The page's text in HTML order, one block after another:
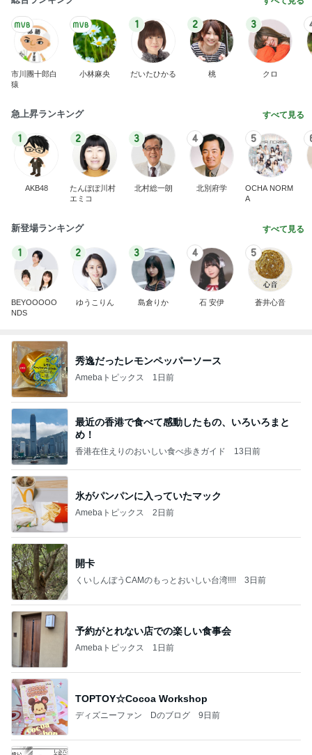
市川團十郎白
猿
小林麻央
1
だいたひかる
2
桃
3
クロ
急上昇ランキング すべて見る
1
AKB48
2
たんぽぽ川村
エミコ
3
北村総一朗
4
北別府学
5
OCHA NORM
A
新登場ランキング すべて見る
1
BEYOOOOO
NDS
2
ゆうこりん
3
島倉りか
4
石 安伊
5
蒼井心音
秀逸だったレモンペッパーソース
Amebaトピックス 1日前
最近の香港で食べて感動したもの、いろいろまと
め！
香港在住えりのおいしい食べ歩きガイド 13日前
氷がパンパンに入っていたマック
Amebaトピックス 2日前
開卡
くいしんぼうCAMのもっとおいしい台湾!!!! 3日前
予約がとれない店での楽しい食事会
Amebaトピックス 1日前
TOPTOY☆Cocoa Workshop
ディズニーファン Dのブログ 9日前